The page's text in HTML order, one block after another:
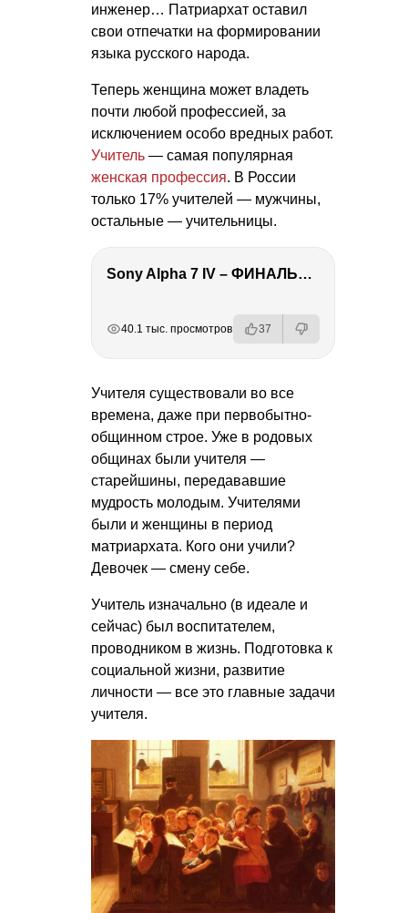
инженер… Патриархат оставил
свои отпечатки на формировании
языка русского народа.
Теперь женщина может владеть
почти любой профессией, за
исключением особо вредных работ.
Учитель — самая популярная
женская профессия. В России
только 17% учителей — мужчины,
остальные — учительницы.
Sony Alpha 7 IV – ФИНАЛЬНЫЙ ОБЗОР
40.1 тыс. просмотров 37
Учителя существовали во все
времена, даже при первобытно-
общинном строе. Уже в родовых
общинах были учителя —
старейшины, передававшие
мудрость молодым. Учителями
были и женщины в период
матриархата. Кого они учили?
Девочек — смену себе.
Учитель изначально (в идеале и
сейчас) был воспитателем,
проводником в жизнь. Подготовка к
социальной жизни, развитие
личности — все это главные задачи
учителя.